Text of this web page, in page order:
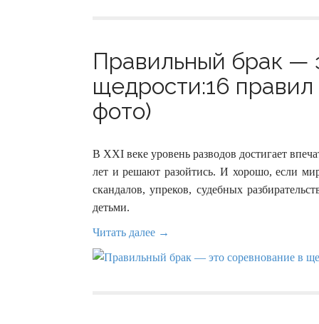
Правильный брак —
щедрости:16
фото)
В XXI веке уровень разводов достигает
лет и решают разойтись. И хорошо, если
скандалов, упреков, судебных
детьми.
Читать далее →